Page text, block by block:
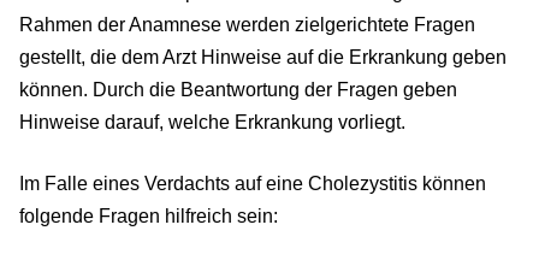
Rahmen der Anamnese werden zielgerichtete Fragen
gestellt, die dem Arzt Hinweise auf die Erkrankung geben
können. Durch die Beantwortung der Fragen geben
Hinweise darauf, welche Erkrankung vorliegt.
Im Falle eines Verdachts auf eine Cholezystitis können
folgende Fragen hilfreich sein: